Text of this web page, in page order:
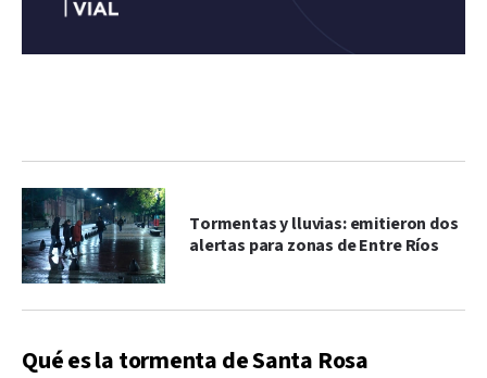
Tormentas y lluvias: emitieron dos
alertas para zonas de Entre Ríos
Qué es la tormenta de Santa Rosa